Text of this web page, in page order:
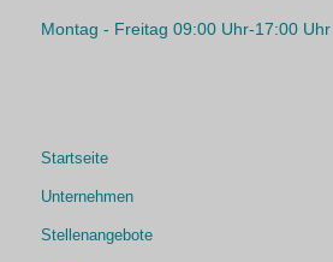
Montag - Freitag 09:00 Uhr-17:00 Uhr
Startseite
Unternehmen
Stellenangebote